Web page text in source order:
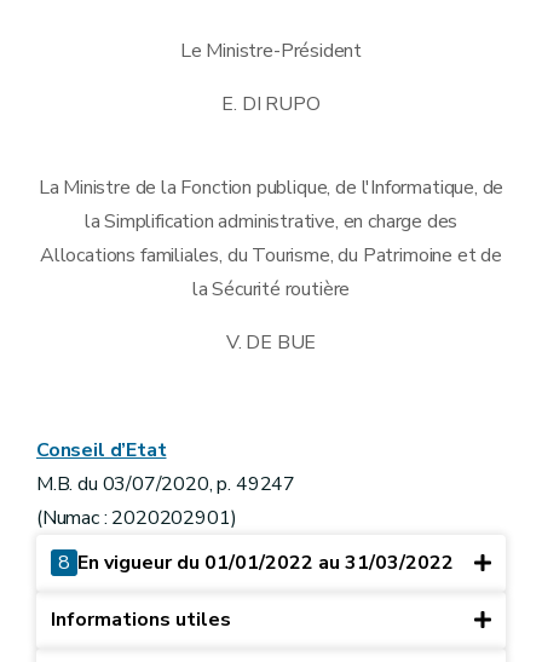
Le Ministre-Président
E. DI RUPO
La Ministre de la Fonction publique, de l'Informatique, de
la Simplification administrative, en charge des
Allocations familiales, du Tourisme, du Patrimoine et de
la Sécurité routière
V. DE BUE
Conseil d’Etat
M.B. du 03/07/2020, p. 49247
(Numac : 2020202901)
8 En vigueur du 01/01/2022 au 31/03/2022
Informations utiles